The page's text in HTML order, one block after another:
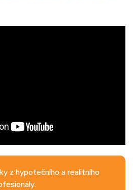
z hypotečního a realitního